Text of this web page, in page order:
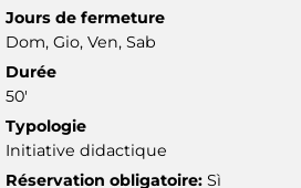
Jours de fermeture
Dom, Gio, Ven, Sab
Durée
50'
Typologie
Initiative didactique
Réservation obligatoire: Sì